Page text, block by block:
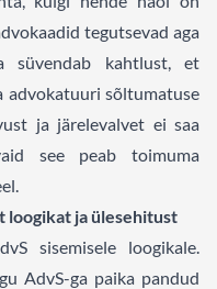
tegutsevad aga
süvendab kahtlust, et
advokatuuri sõltumatuse
ja järelevalvet ei saa
see peab toimuma
loogikat ja ülesehitust
sisemisele loogikale.
AdvS-ga paika pandud